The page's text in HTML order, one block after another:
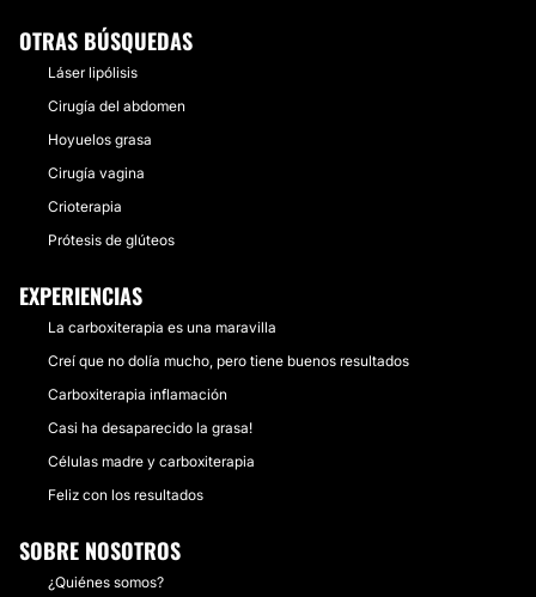
OTRAS BÚSQUEDAS
Láser lipólisis
Cirugía del abdomen
Hoyuelos grasa
Cirugía vagina
Crioterapia
Prótesis de glúteos
EXPERIENCIAS
La carboxiterapia es una maravilla
Creí que no dolía mucho, pero tiene buenos resultados
Carboxiterapia inflamación
Casi ha desaparecido la grasa!
Células madre y carboxiterapia
Feliz con los resultados
SOBRE NOSOTROS
¿Quiénes somos?